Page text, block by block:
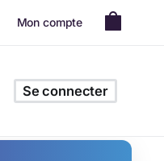
Mon compte
Se connecter